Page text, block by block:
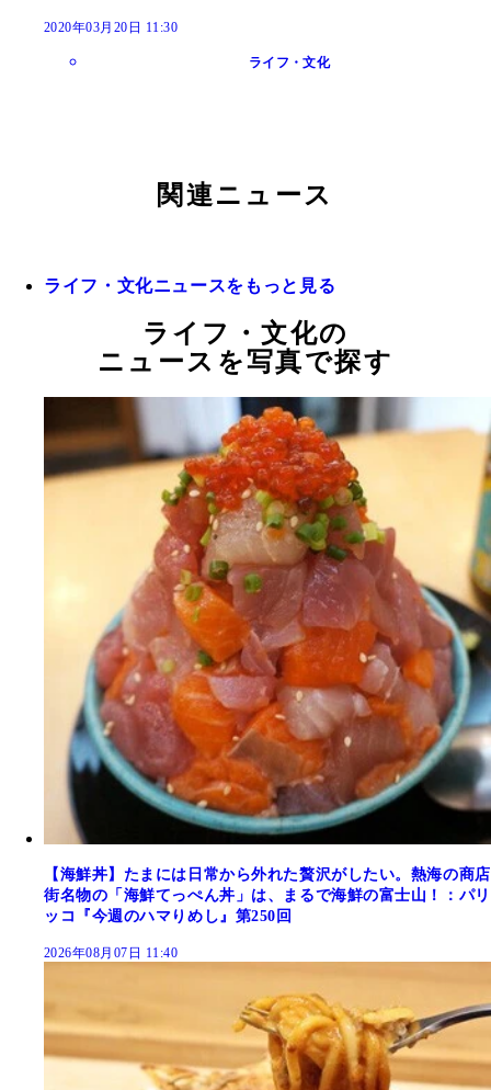
2020年03月20日 11:30
ライフ・文化
関連ニュース
ライフ・文化ニュースをもっと見る
ライフ・文化の
ニュースを写真で探す
【海鮮丼】たまには日常から外れた贅沢がしたい。熱海の商店
街名物の「海鮮てっぺん丼」は、まるで海鮮の富士山！：パリ
ッコ『今週のハマりめし』第250回
2026年08月07日 11:40